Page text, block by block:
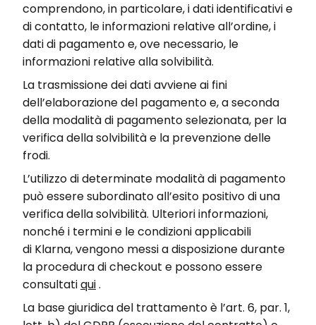
comprendono, in particolare, i dati identificativi e
di contatto, le informazioni relative all’ordine, i
dati di pagamento e, ove necessario, le
informazioni relative alla solvibilità.
La trasmissione dei dati avviene ai fini
dell’elaborazione del pagamento e, a seconda
della modalità di pagamento selezionata, per la
verifica della solvibilità e la prevenzione delle
frodi.
L’utilizzo di determinate modalità di pagamento
può essere subordinato all’esito positivo di una
verifica della solvibilità. Ulteriori informazioni,
nonché i termini e le condizioni applicabili
di Klarna, vengono messi a disposizione durante
la procedura di checkout e possono essere
consultatiqui.
La base giuridica del trattamento è l’art. 6, par. 1,